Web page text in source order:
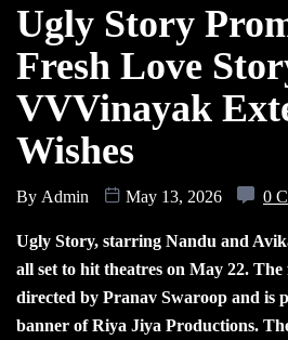
Ugly Story
Fresh Love
VVVinayak
Wishes
By Admin May 13, 2026 0
Ugly Story, starring Nandu and
all set to hit theatres on May 22.
directed by Pranav Swaroop and is
banner of Riya Jiya Productions.